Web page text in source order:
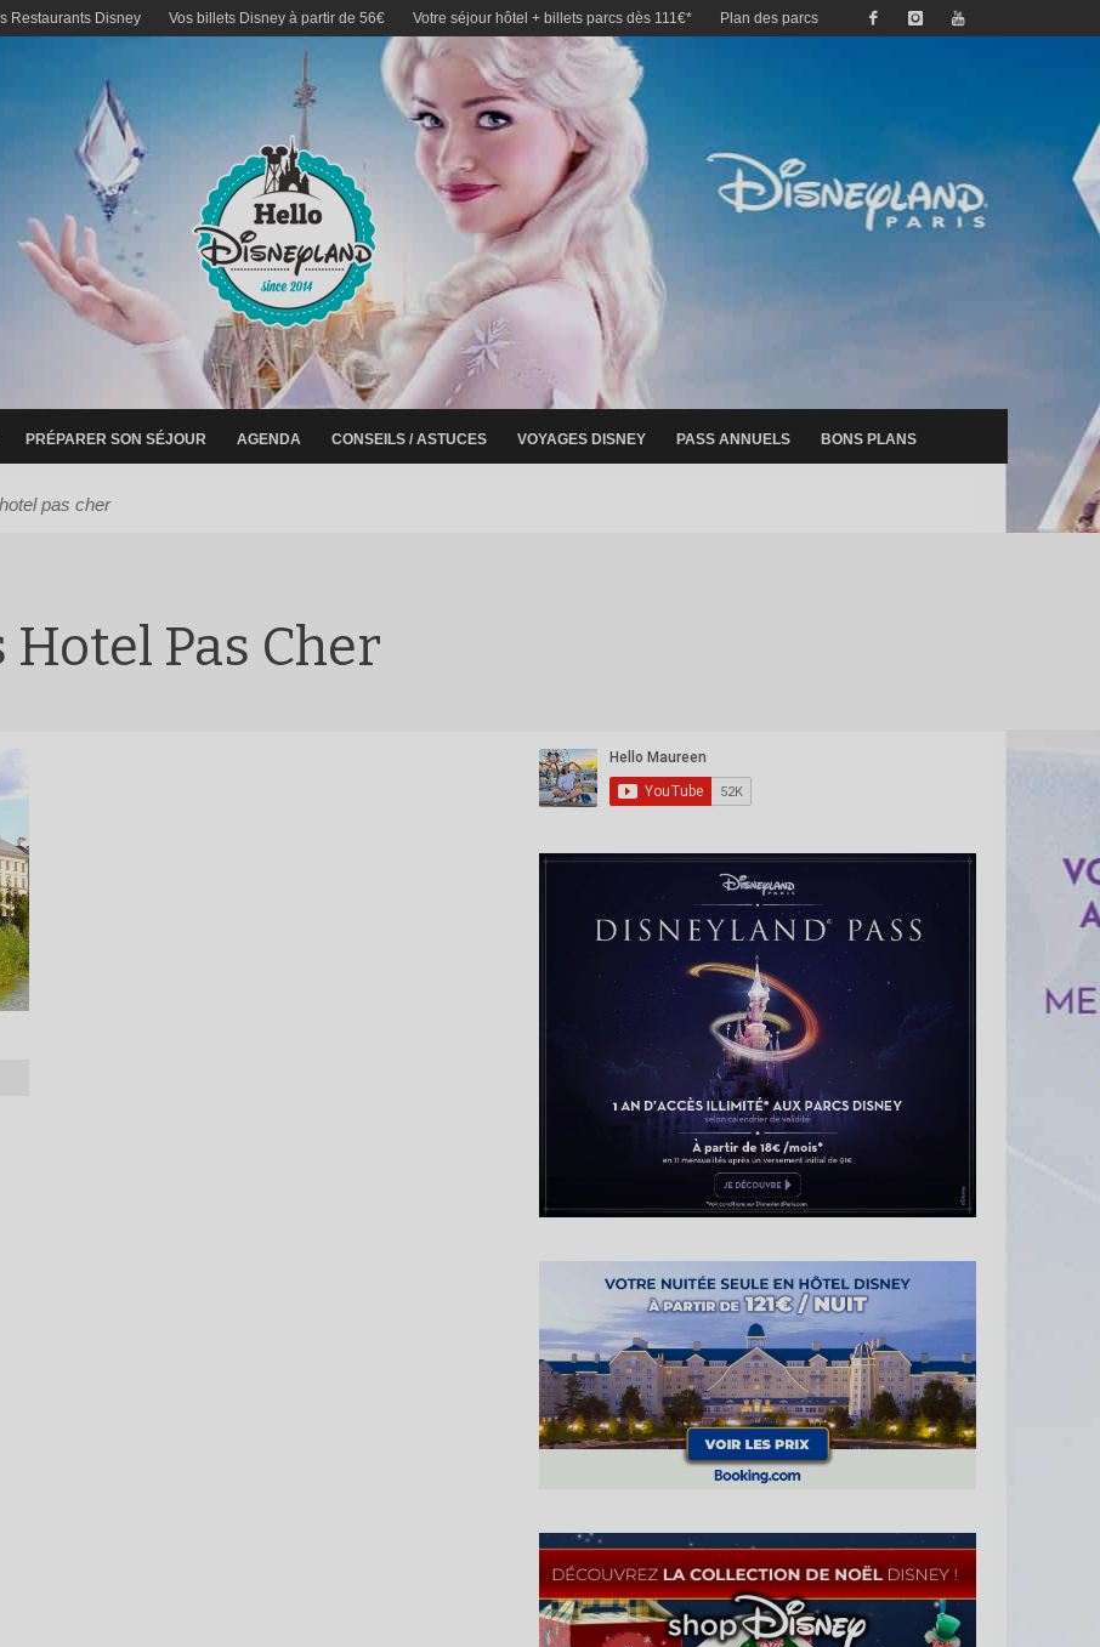
Restaurants Disney Vos billets Disney à partir de 56€ Votre séjour hôtel + billets parcs dès 111€* Plan des parcs
PRÉPARER SON SÉJOUR AGENDA CONSEILS / ASTUCES VOYAGES DISNEY PASS ANNUELS BONS PLANS
pas cher
Pas Cher